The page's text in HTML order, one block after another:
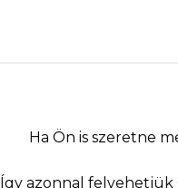
Ha Ön is szeretne
Így azonnal felvehetjük